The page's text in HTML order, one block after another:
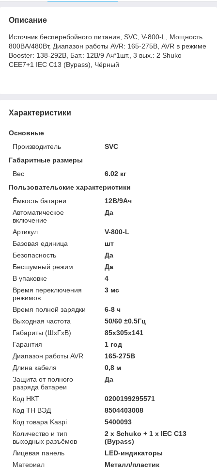
Описание
Источник бесперебойного питания, SVC, V-800-L, Мощность
800ВА/480Вт, Диапазон работы AVR: 165-275В, AVR в режиме
Booster: 138-292В, Бат.: 12В/9 Ач*1шт., 3 вых.: 2 Shuko
CEE7+1 IEC C13 (Bypass), Чёрный
Характеристики
Основные
Производитель
SVC
Габаритные размеры
Вес
6.02 кг
Пользовательские характеристики
Ёмкость батареи
12В/9Ач
Автоматическое
включение
Да
Артикул
V-800-L
Базовая единица
шт
Безопасность
Да
Бесшумный режим
Да
В упаковке
4
Время переключения
режимов
3 мс
Время полной зарядки
6-8 ч
Выходная частота
50/60 ±0.5Гц
Габариты (ШхГхВ)
85x305x141
Гарантия
1 год
Диапазон работы AVR
165-275В
Длина кабеля
0,8 м
Защита от полного
разряда батареи
Да
Код НКТ
0200199295571
Код ТН ВЭД
8504403008
Код товара Kaspi
5400093
Количество и тип
выходных разъёмов
2 х Schuko + 1 х IEC C13
(Bypass)
Лицевая панель
LED-индикаторы
Материал
Металл/пластик